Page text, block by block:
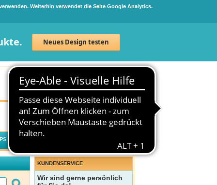
Weiterhin verwendet die Seite Google Analytics.
Neues Design testen
Neuanmeldung Anmelden
0 Artikel 0,00 €
KUNDENSERVICE
Wir sind gerne persönlich